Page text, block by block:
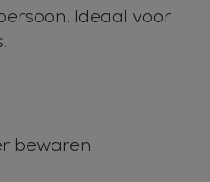
Ideaal voor
bewaren.